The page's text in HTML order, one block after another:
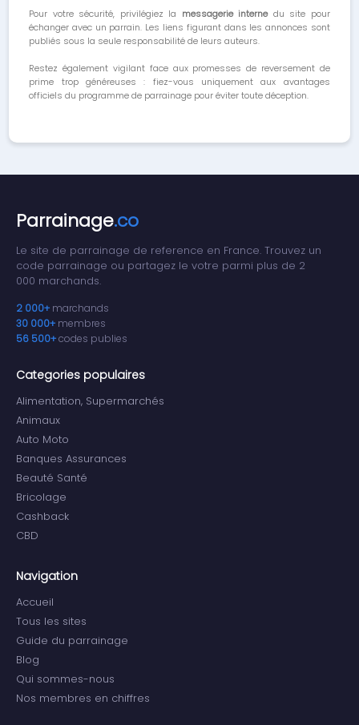
Pour votre sécurité, privilégiez la messagerie internedu site pour
échanger avec un parrain. Les liens figurant dans les annonces sont
publiés sous la seule responsabilité de leurs auteurs.
Restez également vigilant face aux promesses de reversement de
prime trop généreuses : fiez-vous uniquement aux avantages
officiels du programme de parrainage pour éviter toute déception.
Parrainage.co
Le site de parrainage de reference en France. Trouvez un
code parrainage ou partagez le votre parmi plus de 2
000 marchands.
2 000+ marchands
30 000+ membres
56 500+codes publies
Categories populaires
Alimentation, Supermarchés
Animaux
Auto Moto
Banques Assurances
Beauté Santé
Bricolage
Cashback
CBD
Navigation
Accueil
Tous les sites
Guide du parrainage
Blog
Qui sommes-nous
Nos membres en chiffres